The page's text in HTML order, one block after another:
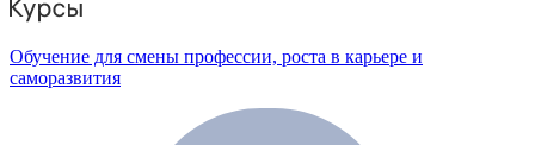
Обучение для смены профессии, роста в карьере и
саморазвития